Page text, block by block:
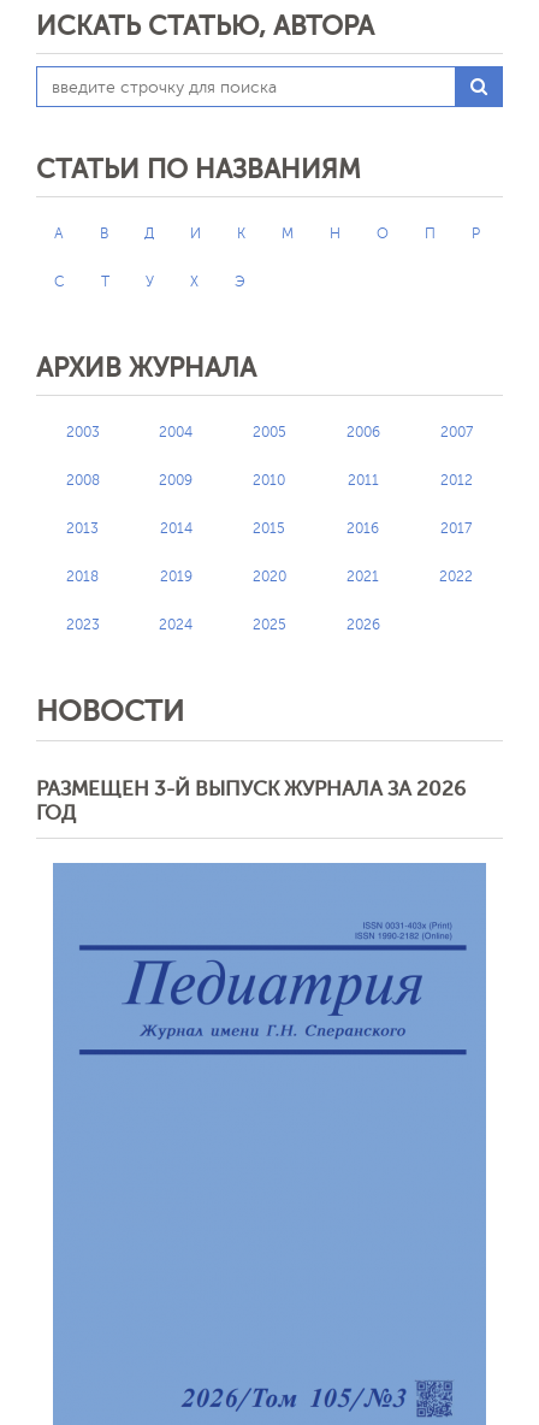
ИСКАТЬ СТАТЬЮ, АВТОРА
СТАТЬИ ПО НАЗВАНИЯМ
А В Д И К М Н О П Р
С Т У Х Э
АРХИВ ЖУРНАЛА
2003 2004 2005 2006 2007
2008 2009 2010 2011 2012
2013 2014 2015 2016 2017
2018 2019 2020 2021 2022
2023 2024 2025 2026
НОВОСТИ
РАЗМЕЩЕН 3-Й ВЫПУСК ЖУРНАЛА ЗА 2026
ГОД